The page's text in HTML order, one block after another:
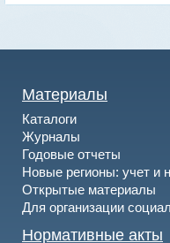
Материалы
Каталоги
Журналы
Годовые отчеты
Новые регионы: учет и
Открытые материалы
Для организации
Нормативные акты